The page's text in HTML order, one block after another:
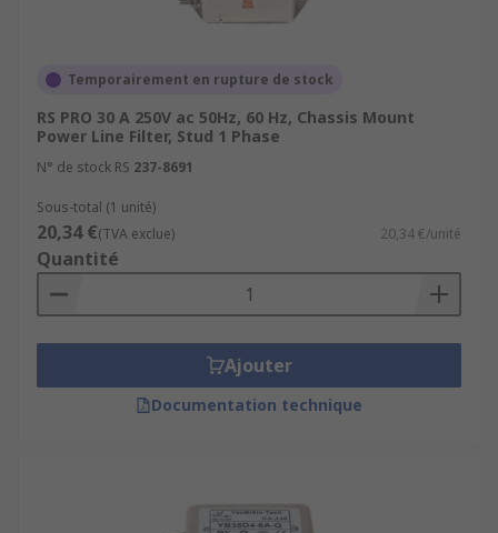
Temporairement en rupture de stock
RS PRO 30 A 250V ac 50Hz, 60 Hz, Chassis Mount
Power Line Filter, Stud 1 Phase
N° de stock RS 237-8691
Sous-total (1 unité)
20,34 €(TVA exclue) 20,34 €/unité
Quantité
Ajouter
Documentation technique